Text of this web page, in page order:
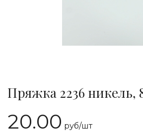
Пряжка 2236 никель,
20.00 руб/шт